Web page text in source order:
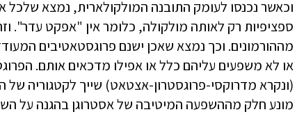
וכאשר נכנסו לעומק התובנה המולקולארית, נמצא שלכל
ספציפיות רק לאותה מולקולה, כלומר אין "אפקט עדר".
מההורמונים. וכך נמצא שאכן ישנם פרוגסטאטיבים
או לא משפעים עליהם כלל או אפילו מדכאים אותם.
(ונקרא מדרוקסי-פרוגסטרון-אצטאט) שייך לקטגוריה
מונע חלק מההשפעה המיטיבה של אסטרוגן בהגנה על